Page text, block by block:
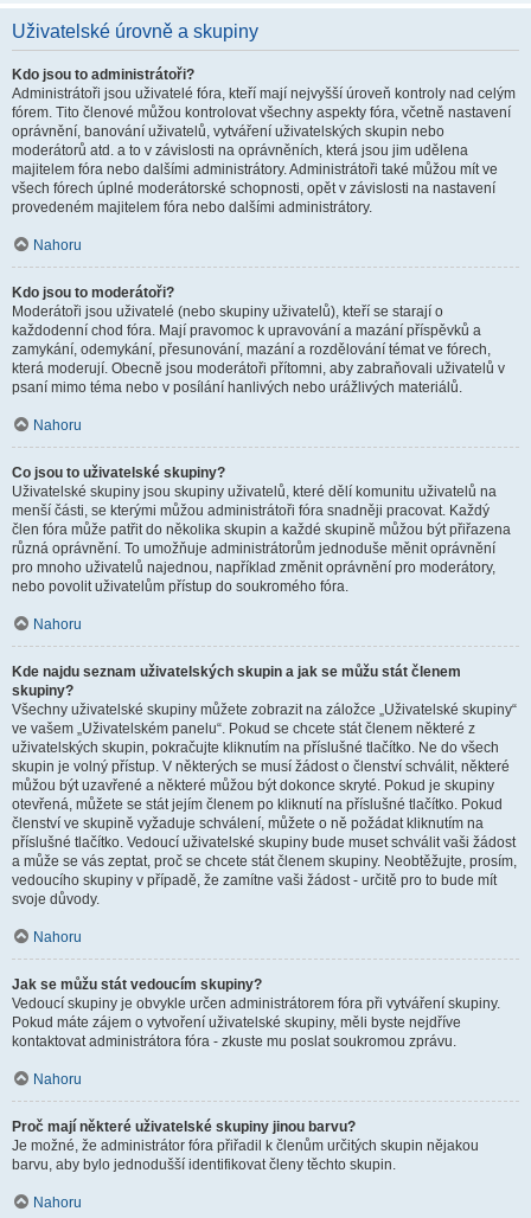
Uživatelské úrovně a skupiny
Kdo jsou to administrátoři?
Administrátoři jsou uživatelé fóra, kteří mají nejvyšší úroveň kontroly nad celým
fórem. Tito členové můžou kontrolovat všechny aspekty fóra, včetně nastavení
oprávnění, banování uživatelů, vytváření uživatelských skupin nebo
moderátorů atd. a to v závislosti na oprávněních, která jsou jim udělena
majitelem fóra nebo dalšími administrátory. Administrátoři také můžou mít ve
všech fórech úplné moderátorské schopnosti, opět v závislosti na nastavení
provedeném majitelem fóra nebo dalšími administrátory.
Nahoru
Kdo jsou to moderátoři?
Moderátoři jsou uživatelé (nebo skupiny uživatelů), kteří se starají o
každodenní chod fóra. Mají pravomoc k upravování a mazání příspěvků a
zamykání, odemykání, přesunování, mazání a rozdělování témat ve fórech,
která moderují. Obecně jsou moderátoři přítomni, aby zabraňovali uživatelů v
psaní mimo téma nebo v posílání hanlivých nebo urážlivých materiálů.
Nahoru
Co jsou to uživatelské skupiny?
Uživatelské skupiny jsou skupiny uživatelů, které dělí komunitu uživatelů na
menší části, se kterými můžou administrátoři fóra snadněji pracovat. Každý
člen fóra může patřit do několika skupin a každé skupině můžou být přiřazena
různá oprávnění. To umožňuje administrátorům jednoduše měnit oprávnění
pro mnoho uživatelů najednou, například změnit oprávnění pro moderátory,
nebo povolit uživatelům přístup do soukromého fóra.
Nahoru
Kde najdu seznam uživatelských skupin a jak se můžu stát členem
skupiny?
Všechny uživatelské skupiny můžete zobrazit na záložce „Uživatelské skupiny“
ve vašem „Uživatelském panelu“. Pokud se chcete stát členem některé z
uživatelských skupin, pokračujte kliknutím na příslušné tlačítko. Ne do všech
skupin je volný přístup. V některých se musí žádost o členství schválit, některé
můžou být uzavřené a některé můžou být dokonce skryté. Pokud je skupiny
otevřená, můžete se stát jejím členem po kliknutí na příslušné tlačítko. Pokud
členství ve skupině vyžaduje schválení, můžete o ně požádat kliknutím na
příslušné tlačítko. Vedoucí uživatelské skupiny bude muset schválit vaši žádost
a může se vás zeptat, proč se chcete stát členem skupiny. Neobtěžujte, prosím,
vedoucího skupiny v případě, že zamítne vaši žádost - určitě pro to bude mít
svoje důvody.
Nahoru
Jak se můžu stát vedoucím skupiny?
Vedoucí skupiny je obvykle určen administrátorem fóra při vytváření skupiny.
Pokud máte zájem o vytvoření uživatelské skupiny, měli byste nejdříve
kontaktovat administrátora fóra - zkuste mu poslat soukromou zprávu.
Nahoru
Proč mají některé uživatelské skupiny jinou barvu?
Je možné, že administrátor fóra přiřadil k členům určitých skupin nějakou
barvu, aby bylo jednodušší identifikovat členy těchto skupin.
Nahoru